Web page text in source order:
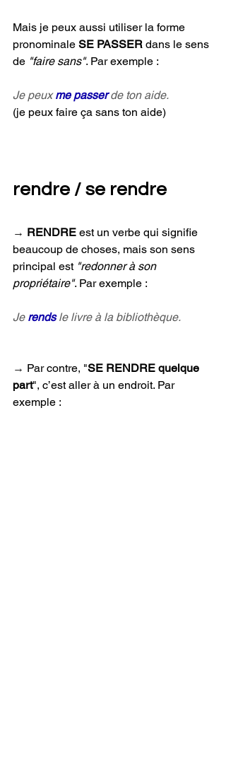
Mais je peux aussi utiliser la forme
pronominale SE PASSER dans le sens
de "faire sans". Par exemple :
Je peux me passer de ton aide.
(je peux faire ça sans ton aide)
rendre / se rendre
→ RENDRE est un verbe qui signifie
beaucoup de choses, mais son sens
principal est "redonner à son
propriétaire". Par exemple :
Je rends le livre à la bibliothèque.
→ Par contre, "SE RENDRE quelque
part", c’est aller à un endroit. Par
exemple :